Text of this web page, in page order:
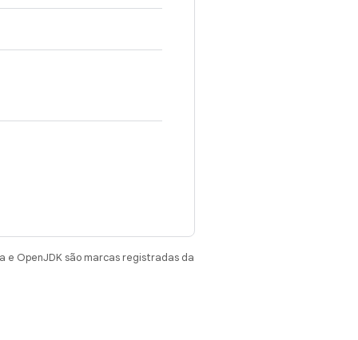
e OpenJDK são marcas registradas da